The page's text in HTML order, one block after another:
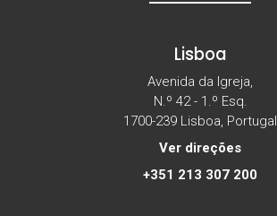
Lisboa
Avenida da Igreja,
N.º 42 - 1.º Esq.
1700-239 Lisboa, Portugal
Ver direções
+351 213 307 200